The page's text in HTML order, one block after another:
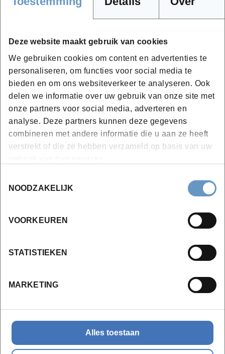
Deze website maakt gebruik van cookies
We gebruiken cookies om content en advertenties te
personaliseren, om functies voor social media te
bieden en om ons websiteverkeer te analyseren. Ook
delen we informatie over uw gebruik van onze site met
onze partners voor social media, adverteren en
analyse. Deze partners kunnen deze gegevens
combineren met andere informatie die u aan ze heeft
verstrekt of die ze hebben verzameld op basis van uw
NOODZAKELIJK
VOORKEUREN
STATISTIEKEN
MARKETING
Alles toestaan
Remsysteem
Ontsteking (20u)
Rol en werking van een ontsteking
Demontage van een volledige ontsteking
Reinigen en controleren van ieder onderdeel
Het op punt zetten van de motor
Examen
Chassisleer en carburatoren (36u)
Types en montage van carburatoren
Roest op chassis
Examen
Wieluitlijning en banden (16u)